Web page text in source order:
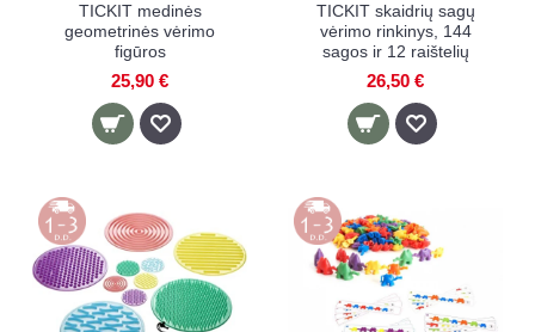
TICKIT medinės
geometrinės vėrimo
figūros
25,90 €
TICKIT skaidrių sagų
vėrimo rinkinys, 144
sagos ir 12 raištelių
26,50 €